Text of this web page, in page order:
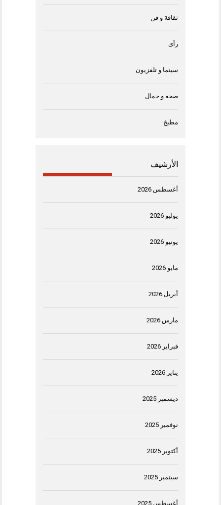
ثقافة و فن
رأى
سينما و تلفزيون
صحة و جمال
مطبخ
الأرشيف
أغسطس 2026
يوليو 2026
يونيو 2026
مايو 2026
أبريل 2026
مارس 2026
فبراير 2026
يناير 2026
ديسمبر 2025
نوفمبر 2025
أكتوبر 2025
سبتمبر 2025
أغسطس 2025